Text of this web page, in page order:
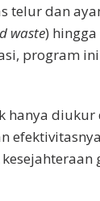
telur dan
waste) hingga
program
hanya